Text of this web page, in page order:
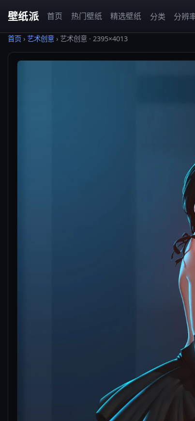
壁纸派 首页 热门壁纸 精选壁纸 分类 分辨
首页 › 艺术创意 › 艺术创意 · 2395×4013